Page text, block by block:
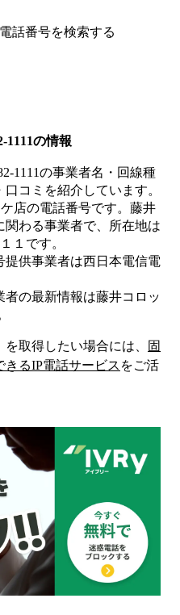
1111の情報
1111の事業者名・回線種
コミを紹介しています。
店の電話番号です。 藤井
関わる事業者で、所在地は
１ です。
提供事業者は西日本電信電
者の最新情報は藤井コロッ
を取得したい場合には、
固
きるIP電話サービス をご活